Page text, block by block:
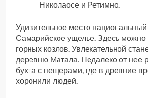
Николаосе и Ретимно.
Удивительное место национальный
Самарийское ущелье. Здесь можно
горных козлов. Увлекательной
деревню Матала. Недалеко от нее
бухта с пещерами, где в древние
хоронили людей.